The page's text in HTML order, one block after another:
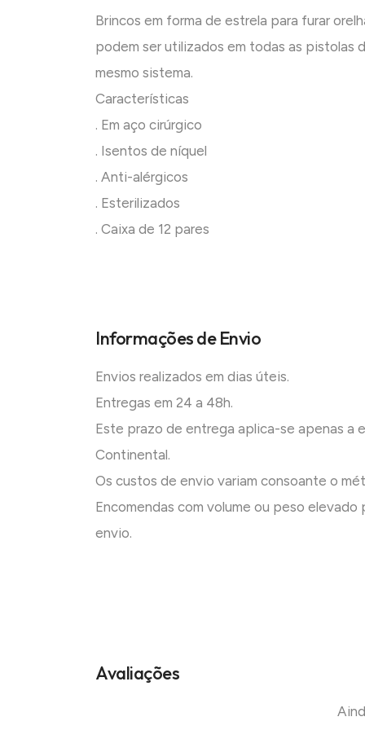
Brincos em forma de estrela para furar
podem ser utilizados em todas as pistolas
mesmo sistema.
Características
. Em aço cirúrgico
. Isentos de níquel
. Anti-alérgicos
. Esterilizados
. Caixa de 12 pares
Informações de Envio
Envios realizados em dias úteis.
Entregas em 24 a 48h.
Este prazo de entrega aplica-se apenas a
Continental.
Os custos de envio variam consoante o
Encomendas com volume ou peso
envio.
Avaliações